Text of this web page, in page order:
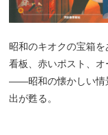
昭和のキオクの宝箱
看板、赤いポスト、
――昭和の懐かしい情
出が甦る。